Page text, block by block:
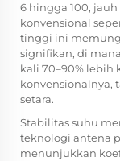
6 hingga 100,
konvensional
tinggi ini
signifikan, di
kali 70–90% lebih
konvensionalnya,
setara.
Stabilitas suhu
teknologi antena
menunjukkan